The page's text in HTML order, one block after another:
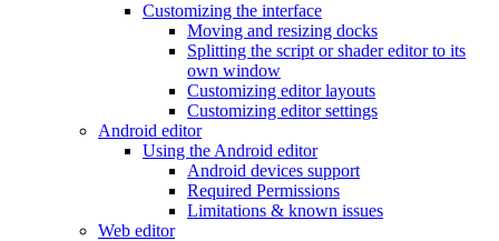
Customizing the interface
Moving and resizing docks
Splitting the script or shader editor to its
own window
Customizing editor layouts
Customizing editor settings
Android editor
Using the Android editor
Android devices support
Required Permissions
Limitations & known issues
Web editor